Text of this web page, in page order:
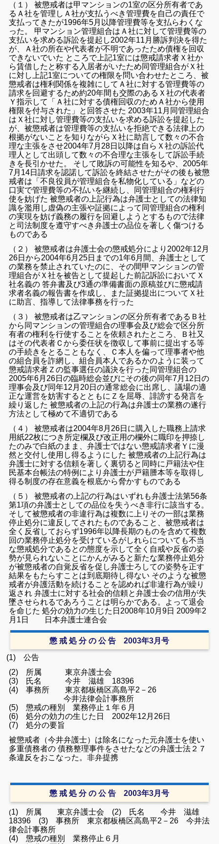
（１） 被懲戒者は甲マンションの1室の区分所有者であ
るＡ社を管理しＡ社が支払うべき管理費を自己の責任で
支払ってきたが1996年5月以降管理費等を支払らわくな
った。 甲マンション管理組合はＡ社に対して管理費等の
支払いを求める訴訟を提起し2002年11月勝訴判決を得た
が、Ａ社の所在や代表者が不明であったため債権を回収
できないでいた ところで上記1室には懲戒請求者Ｘ社か
ら賃借したと称する入居者がいたため同管理組合がＸ社
に対し上記1室についての権限を問い合わせたところ、被
懲戒者は権利関係を複雑にしてＡ社に対する管理費等の
請求を回避するため約20年間も交際のあるＸ社の代表者
Ｙ指示して「Ａ社に対する債権回収のためＡ社から使用
権限を付与された」と回答させた 2003年11月同管理組合
はＸ社に対し管理費等の支払いを求める訴訟を提起した
が、被懲戒者は管理費等の支払いを拒絶できる法律上の
根拠がないことを知りながらＸ社に助言して数々の不合
理な主張をさせ2004年7月28日以降は自らＸ社の訴訟代
理人として出頭して数々の不合理な主張をして訴訟手続
きを長引かせた。 そして敗訴の可能性を知るや、2005年
7月14日請求を認諾して訴訟を終結させたがその後も被懲
戒者は「不良役員が管理組合を私物化している」などの
口実で管理費等の不払いを継続し、同管理組合の権利行
使を妨げた 被懲戒者の上記行為は弁護士としての法律知
識を濫用し虚偽の主張や証拠によって同管理組合の権利
の実現を妨げ義務の履行を回避しようとするもので法律
と司法制度を遵守すべき弁護士の品位を著しく傷つける
ものである
（２） 被懲戒者は弁護士会の懲戒処分により2002年12月
26日から2004年6月25日までの1年6月間、弁護士として
の業務を禁止されていたのに、その間甲マンションの管
理組合がＸ社を被告として提起した前記訴訟においてＸ
社名義の 答弁書及び3通の準備書面の原稿並びに懲戒請
求者名義の報告書を作成し、また証拠提出についてＸ社
に助言、指導して法律事務を行った
（３） 被懲戒者は乙マンションの区分所有者であるＢ社
から同マンションの管理組合の理事会及び総会で区分所
有者の権利を行使することを依頼されたところ、Ｂ社又
はその代表者Ｃから委任状を徴収して事前に提出する等
の手続きをとることもなく、Ｃ本人を偏って理事者や他
の組合員を詐網し、組合員本人であるかのように装って
懲戒請求者Ｚの監事選任の議決を行った同管理組合の
2005年6月26日の臨時総会並びにその後の同年7月12日の
理事会及び同年12月20日の通常総会に出席し、議場の適
正な運営を妨害するとともにＺを屈辱、誹謗する発言を
繰り返した 被懲戒者の上記の行為は弁護士の業務の遂行
方法として極めて不適切である
（４） 被懲戒者は2004年8月26日に購入した職務上請求
用紙22枚につき所定欄及び改正用の欄外に職印を押捺し
たのみで白紙のまま、弁護士ではない懲戒請求者Ｙに漫
然と交付し使用し得るようにした 被懲戒者の上記行為は
弁護士に対する信頼を著しく裏切ると同時に戸籍法や住
民基本台帳法の特例により弁護士が戸籍謄本等を取得し
得る制度の存在意義を根底から脅かすものである
（５） 被懲戒者の上記の行為はいずれも弁護士法第56条
第1項の弁護士としての品位を失うべき非行に該当する。
そして被懲戒者の非違行為は複数に上りその一部は業務
停止処分に違反してされたものであること、被懲戒者は
全く反省しておらず1996年以降長期のものを含めて複数
回の業務停止処分を受けているがしれらについても不当
な懲戒処分であるとの態度を示して全く自戒や反省の姿
勢が見られないことにかんがみると新たな業務停止処分
が被懲戒者の自覚反省を促し弁護士ろしての姿勢を正す
結果をもたらすことは到底期待し得ない そのような被懲
戒者が弁護活動を続けることを認めれば非違行為が繰り
返され 弁護士に対する社会的信頼と弁護士会の信用が失
墜させられるであろうことは明らかである。よって退会
を命じた 処分の効力の生じた日2008年10月9日 2009年2
月1日 日本弁護士連合会
懲 戒 処 分 の 公 告 2003年3月号
(1) 公告
(2) 所属 東京弁護士会
(3) 氏名 今井 滋雄 18396
(4) 事務所 東京都板橋区高島平2－26
今井法律会計事務所
(5) 懲戒の種別 業務停止１年６月
(6) 処分の効力の生じた日 2002年12月26日
(7) 処分の要旨
被懲戒者（今井弁護士）は除名になった元弁護士を使い
多重債務者の 債務整理事件をさせたなどの弁護士法２７
条違反をおこなった。非弁提携
懲 戒 処 分 の 公 告 2003年3月号
(1) 所属 東京弁護士会 (2) 氏名 今井 滋雄
18396 (3) 事務所 東京都板橋区高島平2－26 今井法
律会計事務所
(4) 懲戒の種別 業務停止６月